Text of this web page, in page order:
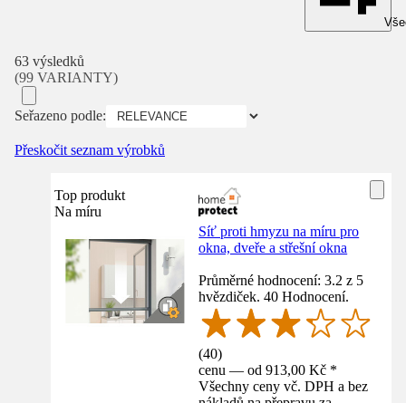
63 výsledků
(99 VARIANTY)
Seřazeno podle:
Přeskočit seznam výrobků
Top produkt
Na míru
Síť proti hmyzu na míru pro
okna, dveře a střešní okna
Průměrné hodnocení: 3.2 z 5
hvězdiček. 40 Hodnocení.
(40)
cenu — od 913,00 Kč *
Všechny ceny vč. DPH a bez